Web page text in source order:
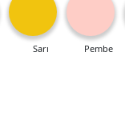
Sarı Pembe